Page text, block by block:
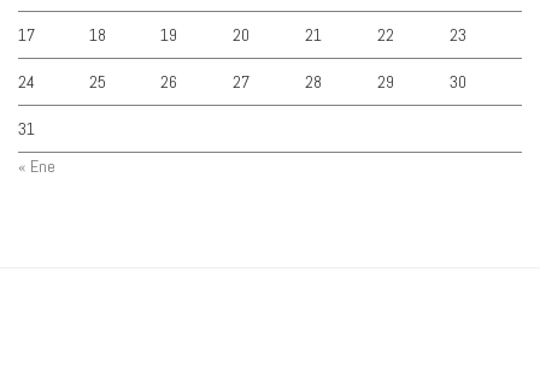
17 18 19 20 21 22 23
24 25 26 27 28 29 30
31
« Ene